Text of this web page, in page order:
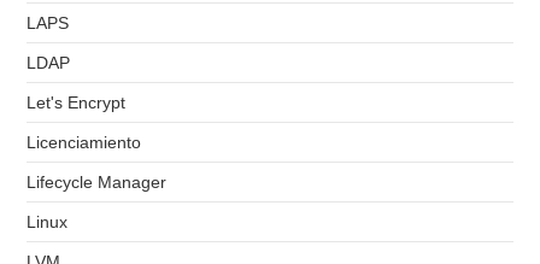
LAPS
LDAP
Let's Encrypt
Licenciamiento
Lifecycle Manager
Linux